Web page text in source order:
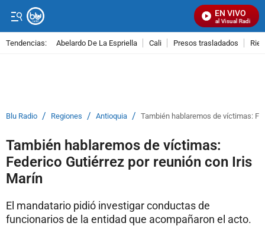
EN VIVO
Señal Visual Radio
Tendencias: Abelardo De La Espriella Cali Presos trasladados
Blu Radio / Regiones / Antioquia / También hablaremos de víctimas:
También hablaremos de víctimas:
Federico Gutiérrez por reunión con Iris
Marín
El mandatario pidió investigar conductas de
funcionarios de la entidad que acompañaron el acto.